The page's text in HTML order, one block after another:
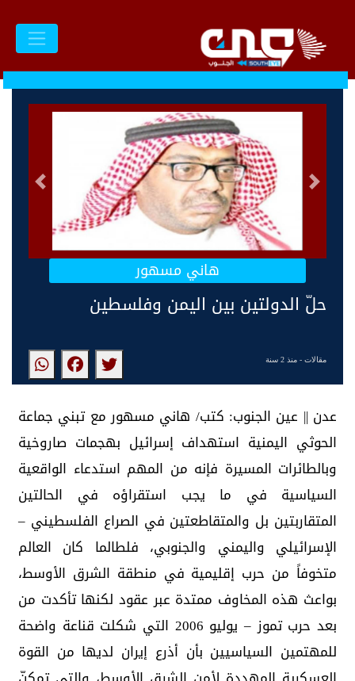
التالى السابق
هاني مسهور
حلّ الدولتين بين اليمن وفلسطين
مقالات- منذ 2 سنة
عدن || عين الجنوب: كتب/ هاني مسهور مع تبني جماعة
الحوثي اليمنية استهداف إسرائيل بهجمات صاروخية
وبالطائرات المسيرة فإنه من المهم استدعاء الواقعية
السياسية في ما يجب استقراؤه في الحالتين
المتقاربتين بل والمتقاطعتين في الصراع الفلسطيني –
الإسرائيلي واليمني والجنوبي، فلطالما كان العالم
متخوفاً من حرب إقليمية في منطقة الشرق الأوسط،
بواعث هذه المخاوف ممتدة عبر عقود لكنها تأكدت من
بعد حرب تموز – يوليو 2006 التي شكلت قناعة واضحة
للمهتمين السياسيين بأن أذرع إيران لديها من القوة